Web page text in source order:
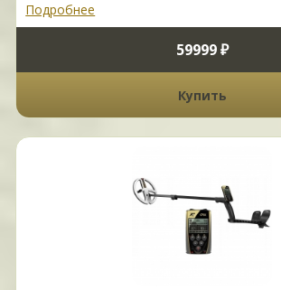
Подробнее
59999 ₽
Купить